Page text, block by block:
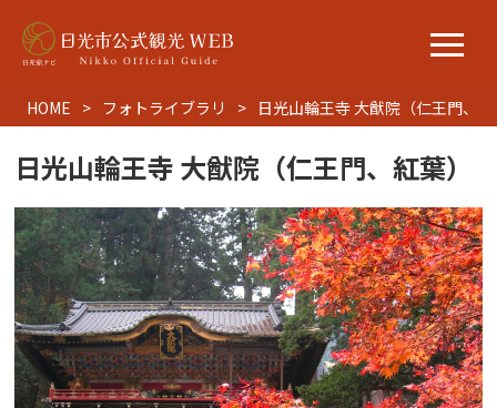
HOME フォトライブラリ 日光山輪王寺 大猷院（仁王門、
日光山輪王寺 大猷院（仁王門、紅葉）